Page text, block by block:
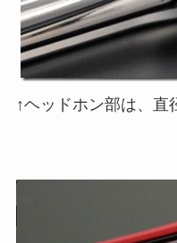
↑ヘッドホン部は、直